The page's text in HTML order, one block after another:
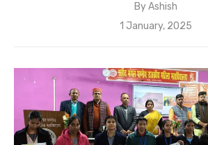
ByAshish
Posted
1 January, 2025